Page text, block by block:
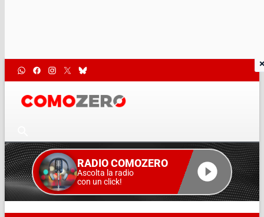
RADIO COMOZERO
Ascolta la radio
con un click!